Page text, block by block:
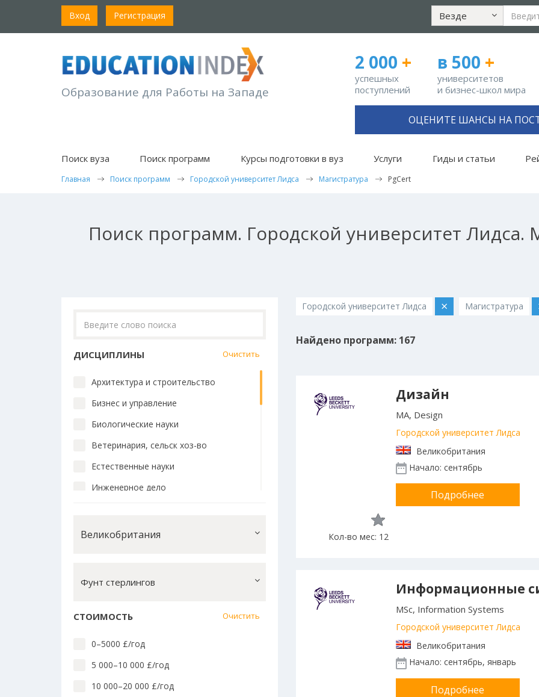
Вход Регистрация Везде
Образование для Работы на Западе
2 000 +
успешных
поступлений
в 500 +
университетов
и бизнес-школ мира
ОЦЕНИТЕ ШАНСЫ НА
Поиск вуза Поиск программ Курсы подготовки в вуз Услуги Гиды и статьи
Главная Поиск программ Городской университет Лидса Магистратура PgCert
Поиск программ. Городской университет Лидса.
ДИСЦИПЛИНЫ Очистить
Архитектура и строительство
Бизнес и управление
Биологические науки
Ветеринария, сельск хоз-во
Естественные науки
Инженерное дело
История и философия
Медицина и стоматология
Великобритания
Фунт стерлингов
СТОИМОСТЬ Очистить
0–5000 £/год
5 000–10 000 £/год
10 000–20 000 £/год
Городской университет Лидса × Магистратура
Найдено программ: 167
Дизайн
MA, Design
Городской университет Лидса
Великобритания
Начало: сентябрь
Подробнее
Кол-во мес: 12
Информационные
MSc, Information Systems
Городской университет Лидса
Великобритания
Начало: сентябрь, январь
Подробнее